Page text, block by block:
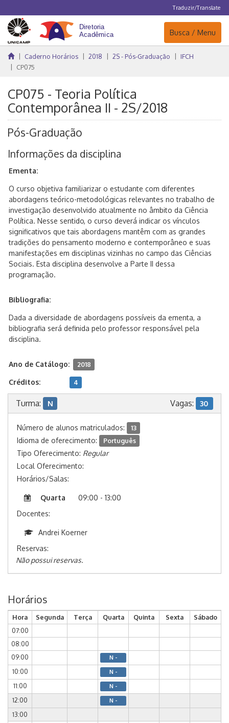
Traduzir/Translate
Navegação
Busca / Menu
Caderno Horários 2018 2S - Pós-Graduação
IFCH
CP075
CP075 - Teoria Política
Contemporânea II - 2S/2018
Pós-Graduação
Informações da disciplina
Ementa:
O curso objetiva familiarizar o estudante com diferentes
abordagens teórico-metodológicas relevantes no trabalho de
investigação desenvolvido atualmente no âmbito da Ciência
Política. Nesse sentido, o curso deverá indicar os vínculos
significativos que tais abordagens mantêm com as grandes
tradições do pensamento moderno e contemporâneo e suas
manifestações em disciplinas vizinhas no campo das Ciências
Sociais. Esta disciplina desenvolve a Parte II dessa
programação.
Bibliografia:
Dada a diversidade de abordagens possíveis da ementa, a
bibliografia será definida pelo professor responsável pela
disciplina.
Ano de Catálogo: 2018
Créditos: 4
Turma: N Vagas: 30
Número de alunos matriculados: 13
Idioma de oferecimento: Português
Tipo Oferecimento: Regular
Local Oferecimento:
Horários/Salas:
Quarta
09:00 - 13:00
Docentes:
Andrei Koerner
Reservas:
Não possui reservas.
Horários
Hora Segunda Terça Quarta Quinta Sexta
Sábado
07:00
08:00
09:00
N -
10:00 N -
11:00 N -
12:00 N -
13:00